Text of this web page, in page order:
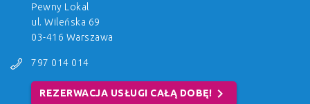
Pewny Lokal
ul. Wileńska 69
03-416 Warszawa
797 014 014
REZERWACJA USŁUGI CAŁĄ DOBĘ! chevron_right